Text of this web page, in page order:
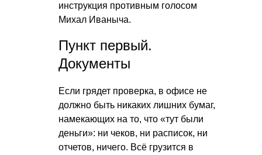
инструкция противным голосом
Михал Иваныча.
Пункт первый.
Документы
Если грядет проверка, в офисе не
должно быть никаких лишних бумаг,
намекающих на то, что «тут были
деньги»: ни чеков, ни расписок, ни
отчетов, ничего. Всё грузится в